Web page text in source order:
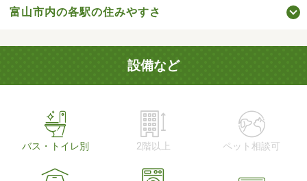
富山市内の各駅の住みやすさ
設備など
バス・トイレ別 2階以上 ペット相談可